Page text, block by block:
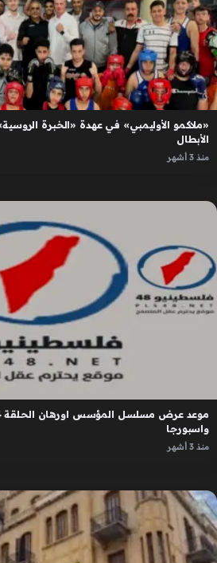
«ملاكمو الأوليمبي» في عهدة «الخبرة
الأبطال
منذ 3 أشهر
واسبورجا
منذ 3 أشهر